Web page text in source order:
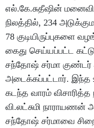
எல்.கே.சுதீஷின்
நிலத்தில், 234
78 குடியிருப்புகளை
கைது செய்யப்பட்ட
சந்தோஷ் சர்மா குண்டர்
அடைக்கப்பட்டார்.
கடந்த வாரம் விசாரித்த
வி.லட்சுமி நாராயணன்
சந்தோஷ் சர்மாவை